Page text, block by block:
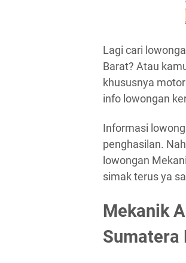
Lagi cari
Barat? Atau
khususnya
info lowongan
Informasi
penghasilan.
lowongan
simak terus ya
Mekanik
Sumatera